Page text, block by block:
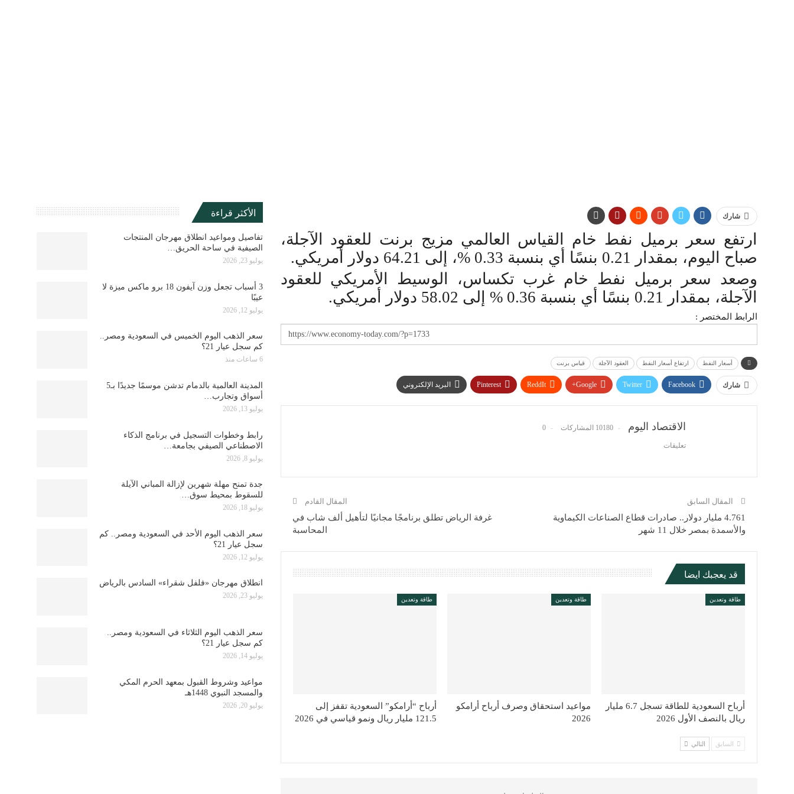
شارك
ارتفع سعر برميل نفط خام القياس العالمي مزيج برنت للعقود الآجلة،
صباح اليوم، بمقدار 0.21 بنسًا أي بنسبة 0.33 %، إلى 64.21 دولار أمريكي
.
وصعد سعر برميل نفط خام غرب تكساس، الوسيط الأمريكي للعقود
الآجلة، بمقدار 0.21 بنسًا أي بنسبة 0.36 % إلى 58.02 دولار أمريكي
.
الرابط المختصر :
أسعار النفط ارتفاع أسعار النفط العقود الآجلة قياس برنت
شارك Facebook
Twitter
Google+
ReddIt
Pinterest البريد الإلكتروني
الاقتصاد اليوم 10180 المشاركات 0
تعليقات
المقال السابق
4.761 مليار دولار.. صادرات قطاع الصناعات الكيماوية
والأسمدة بمصر خلال 11 شهر
المقال القادم
غرفة الرياض تطلق برنامجًا مجانيًا لتأهيل ألف شاب في
المحاسبة
قد يعجبك ايضا
طاقة وتعدين
أرباح السعودية للطاقة تسجل 6.7 مليار
ريال بالنصف الأول 2026
طاقة وتعدين
مواعيد استحقاق وصرف أرباح أرامكو
2026
طاقة وتعدين
أرباح “أرامكو” السعودية تقفز إلى
121.5 مليار ريال ونمو قياسي في 2026
السابق التالي
الأكثر قراءة
تفاصيل ومواعيد انطلاق مهرجان المنتجات
الصيفية في ساحة الحريق…
يوليو 23, 2026
3 أسباب تجعل وزن آيفون 18 برو ماكس ميزة لا
عيبًا
يوليو 12, 2026
سعر الذهب اليوم الخميس في السعودية ومصر..
كم سجل عيار 21؟
6 ساعات منذ
المدينة العالمية بالدمام تدشن موسمًا جديدًا بـ5
أسواق وتجارب…
يوليو 13, 2026
رابط وخطوات التسجيل في برنامج الذكاء
الاصطناعي الصيفي بجامعة…
يوليو 8, 2026
جدة تمنح مهلة شهرين لإزالة المباني الآيلة
للسقوط بمحيط سوق…
يوليو 18, 2026
سعر الذهب اليوم الأحد في السعودية ومصر.. كم
سجل عيار 21؟
يوليو 12, 2026
انطلاق مهرجان «فلفل شقراء» السادس بالرياض
يوليو 23, 2026
سعر الذهب اليوم الثلاثاء في السعودية ومصر..
كم سجل عيار 21؟
يوليو 14, 2026
مواعيد وشروط القبول بمعهد الحرم المكي
والمسجد النبوي 1448هـ
يوليو 20, 2026